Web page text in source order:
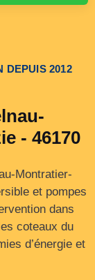
DEPUIS 2012
- 46170
Montratier-
et pompes
dans
coteaux du
d’énergie et